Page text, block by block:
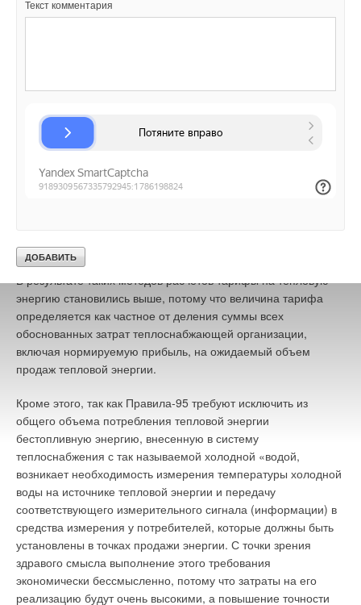
Текст комментария
которая расходуется для компенсации утечек и для горячего
объемы отпуска тепловой энергии от источника тепла. Такой
объема отпуска (а следовательно, и потребления) тепловой
энергии ту часть энергии, которая была получена за счет
топливная энергия заработа на теплогенерирующей
организацией. Энергия, содержащаяся во внесенной в
поэтому она должна быть исключена из теплового баланса.
В результате таких методов расчетов тарифы на тепловую
энергию становились выше, потому что величина тарифа
определяется как частное от деления суммы всех
обоснованных затрат теплоснабжающей организации,
включая нормируемую прибыль, на ожидаемый объем
продаж тепловой энергии.
Кроме этого, так как Правила-95 требуют исключить из
общего объема потребления тепловой энергии
бестопливную энергию, внесенную в систему
теплоснабжения с так называемой холодной «водой,
возникает необходимость измерения температуры холодной
воды на источнике тепловой энергии и передачу
соответствующего измерительного сигнала (информации) в
средства измерения у потребителей, которые должны быть
установлены в точках продажи энергии. С точки зрения
здравого смысла выполнение этого требования
экономически бессмысленно, потому что затраты на его
реализацию будут очень высокими, а повышение точности